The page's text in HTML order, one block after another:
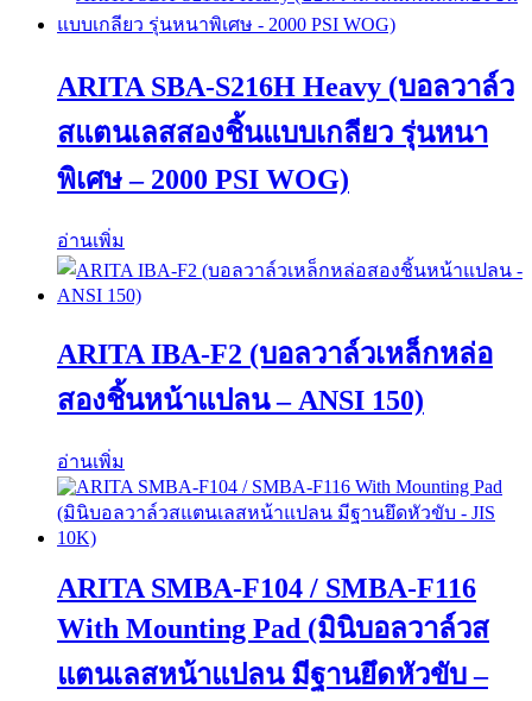
ARITA SBA-S216H Heavy (บอลวาล์ว
สแตนเลสสองชิ้นแบบเกลียว รุ่นหนา
พิเศษ – 2000 PSI WOG)
อ่านเพิ่ม
ARITA IBA-F2 (บอลวาล์วเหล็กหล่อ
สองชิ้นหน้าแปลน – ANSI 150)
อ่านเพิ่ม
ARITA SMBA-F104 / SMBA-F116
With Mounting Pad (มินิบอลวาล์วส
แตนเลสหน้าแปลน มีฐานยึดหัวขับ –